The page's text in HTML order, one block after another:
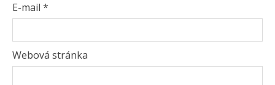
E-mail *
Webová stránka